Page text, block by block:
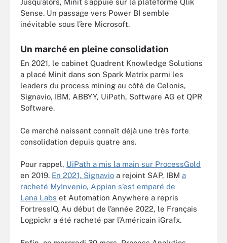
Jusqu’alors, Minit s’appuie sur la plateforme Qlik
Sense. Un passage vers Power BI semble
inévitable sous l’ère Microsoft.
Un marché en pleine consolidation
En 2021, le cabinet Quadrent Knowledge Solutions
a placé Minit dans son Spark Matrix parmi les
leaders du process mining au côté de Celonis,
Signavio, IBM, ABBYY, UiPath, Software AG et QPR
Software.
Ce marché naissant connaît déjà une très forte
consolidation depuis quatre ans.
Pour rappel, UiPath a mis la main sur ProcessGold
en 2019. En 2021, Signavio a rejoint SAP, IBM a
racheté MyInvenio, Appian s’est emparé de
Lana Labs et Automation Anywhere a repris
FortressIQ. Au début de l’année 2022, le Français
Logpickr a été racheté par l’Américain iGrafx.